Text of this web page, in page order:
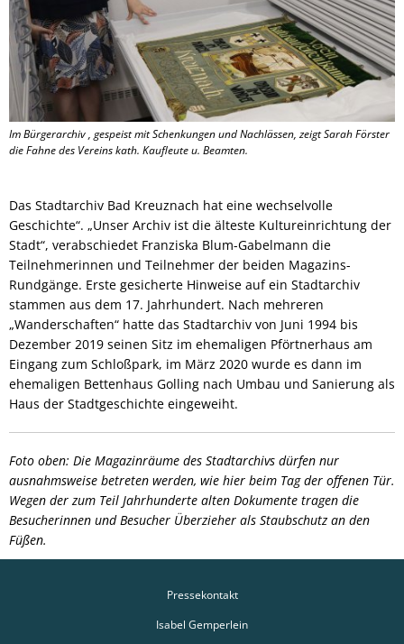
Im Bürgerarchiv , gespeist mit Schenkungen und Nachlässen, zeigt Sarah Förster
die Fahne des Vereins kath. Kaufleute u. Beamten.
Das Stadtarchiv Bad Kreuznach hat eine wechselvolle
Geschichte“. „Unser Archiv ist die älteste Kultureinrichtung der
Stadt“, verabschiedet Franziska Blum-Gabelmann die
Teilnehmerinnen und Teilnehmer der beiden Magazins-
Rundgänge. Erste gesicherte Hinweise auf ein Stadtarchiv
stammen aus dem 17. Jahrhundert. Nach mehreren
„Wanderschaften“ hatte das Stadtarchiv von Juni 1994 bis
Dezember 2019 seinen Sitz im ehemaligen Pförtnerhaus am
Eingang zum Schloßpark, im März 2020 wurde es dann im
ehemaligen Bettenhaus Golling nach Umbau und Sanierung als
Haus der Stadtgeschichte eingeweiht.
Foto oben: Die Magazinräume des Stadtarchivs dürfen nur
ausnahmsweise betreten werden, wie hier beim Tag der offenen Tür.
Wegen der zum Teil Jahrhunderte alten Dokumente tragen die
Besucherinnen und Besucher Überzieher als Staubschutz an den
Füßen.
Pressekontakt
Isabel Gemperlein